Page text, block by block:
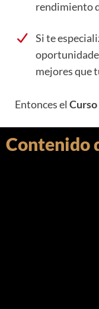
rendimiento
Si te
mejores que
Entonces el
Contenido